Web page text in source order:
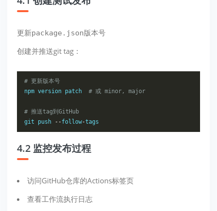
更新package.json版本号
创建并推送git tag：
# 更新版本号
npm version patch # 或 minor, major
# 推送tag到GitHub
git push
--follow-tags
4.2 监控发布过程
访问GitHub仓库的Actions标签页
查看工作流执行日志